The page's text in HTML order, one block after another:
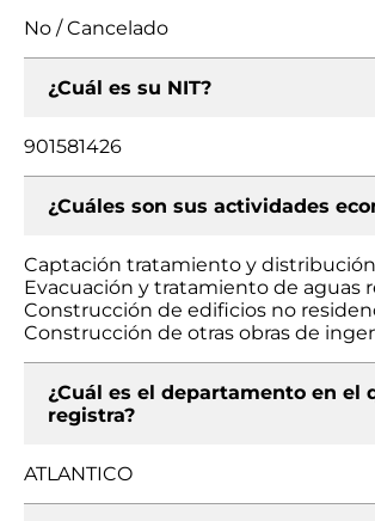
No / Cancelado
¿Cuál es su NIT?
901581426
¿Cuáles son sus actividades
Captación tratamiento y
Evacuación y tratamiento de aguas
Construcción de edificios no
Construcción de otras obras de
¿Cuál es el departamento en el
registra?
ATLANTICO